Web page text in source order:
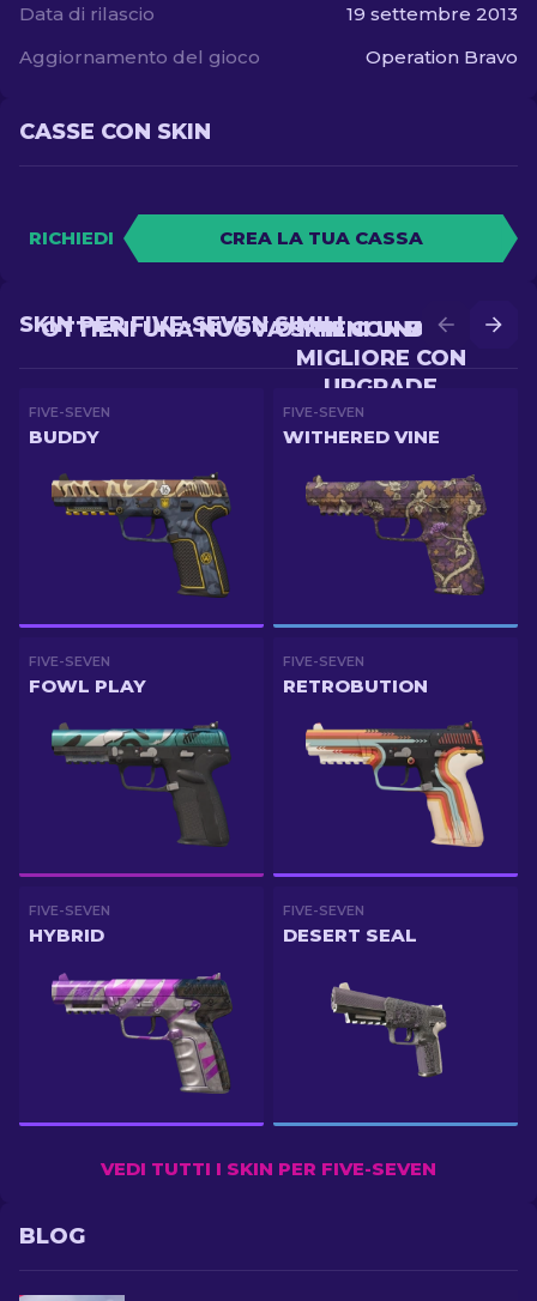
Data di rilascio
19 settembre 2013
Aggiornamento del gioco
Operation Bravo
CASSE CON SKIN
RICHIEDI CREA LA TUA CASSA
OTTIENI UNA SKIN
MIGLIORE CON
UPGRADE
OTTIENI UNA NUOVA SKIN CON BATTLE
SKIN PER FIVE-SEVEN SIMILI
FIVE-SEVEN
BUDDY
FIVE-SEVEN
WITHERED VINE
FIVE-SEVEN
FOWL PLAY
FIVE-SEVEN
RETROBUTION
FIVE-SEVEN
HYBRID
FIVE-SEVEN
DESERT SEAL
VEDI TUTTI I SKIN PER FIVE-SEVEN
BLOG